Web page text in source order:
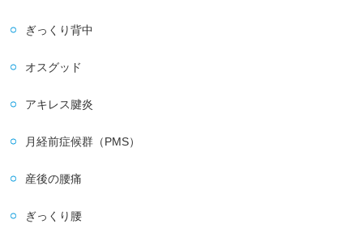
ぎっくり背中
オスグッド
アキレス腱炎
月経前症候群（PMS）
産後の腰痛
ぎっくり腰